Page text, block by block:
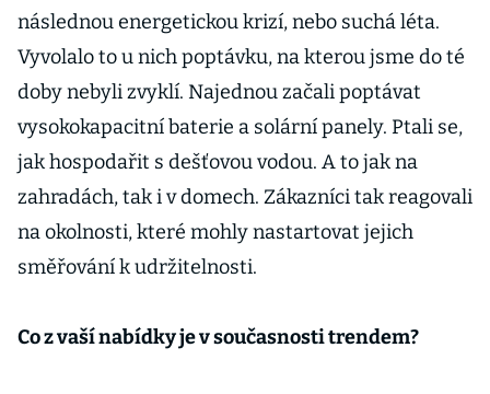
následnou energetickou krizí, nebo suchá léta.
Vyvolalo to u nich poptávku, na kterou jsme do té
doby nebyli zvyklí. Najednou začali poptávat
vysokokapacitní baterie a solární panely. Ptali se,
jak hospodařit s dešťovou vodou. A to jak na
zahradách, tak i v domech. Zákazníci tak reagovali
na okolnosti, které mohly nastartovat jejich
směřování k udržitelnosti.
Co z vaší nabídky je v současnosti trendem?